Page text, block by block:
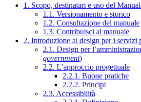
1. Scopo, destinatari e uso del
1.1. Versionamento e storico
1.2. Consultazione del manuale
1.3. Contribuisci al manuale
2. Introduzione al design per i servizi
2.1. Design per
government)
2.2. L’approccio progettuale
2.2.1. Buone pratiche
2.2.2. Principi
2.3. Accessibilità